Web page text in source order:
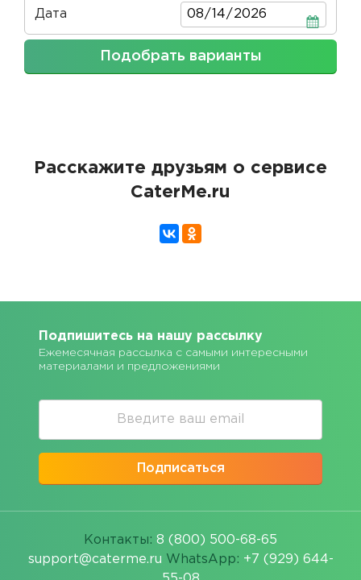
Дата Дата
Подобрать варианты
Расскажите друзьям о сервисе
CaterMe.ru
Подпишитесь на нашу рассылку
Ежемесячная рассылка с самыми интересными
материалами и предложениями
Подписаться
Контакты: 8 (800) 500-68-65
support@caterme.ru WhatsApp: +7 (929) 644-